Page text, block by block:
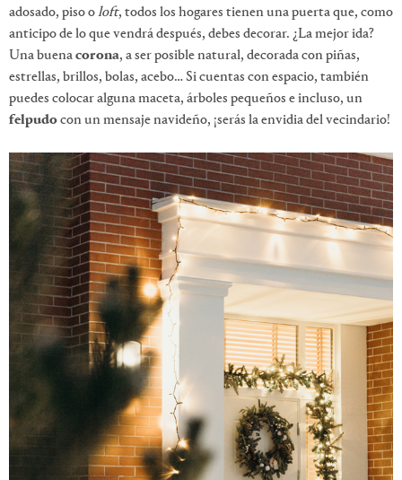
adosado, piso oloft, todos los hogares tienen una puerta que, como
anticipo de lo que vendrá después, debes decorar. ¿La mejor ida?
Una buenacorona, a ser posible natural, decorada con piñas,
estrellas, brillos, bolas, acebo… Si cuentas con espacio, también
puedes colocar alguna maceta, árboles pequeños e incluso, un
felpudocon un mensaje navideño, ¡serás la envidia del vecindario!